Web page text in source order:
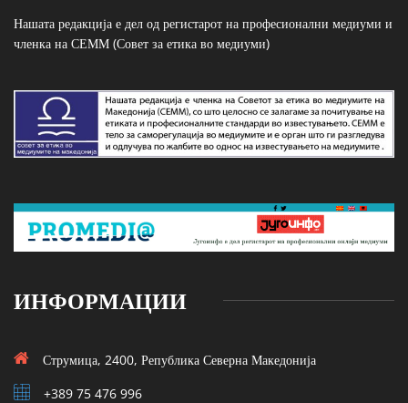
Нашата редакција е дел од регистарот на професионални медиуми и
членка на СЕММ (Совет за етика во медиуми)
ИНФОРМАЦИИ
Струмица, 2400, Република Северна Македонија
+389 75 476 996